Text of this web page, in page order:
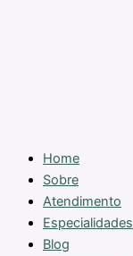
Home
Sobre
Atendimento
Especialidades
Blog